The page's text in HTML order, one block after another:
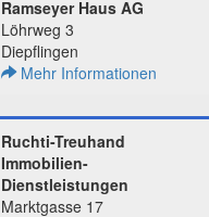
Ramseyer Haus AG
Löhrweg 3
Diepflingen
Mehr Informationen
Ruchti-Treuhand
Immobilien-
Dienstleistungen
Marktgasse 17